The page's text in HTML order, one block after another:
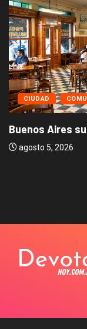
CIUDAD
Buenos Aires
agosto 5, 2026